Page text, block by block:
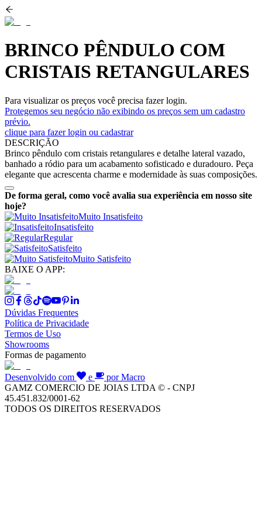
BRINCO PÊNDULO COM
CRISTAIS RETANGULARES
Para visualizar os preços você precisa fazer login.
Protegemos seu negócio não exibindo os preços sem um cadastro
prévio.
clique para fazer login ou cadastrar
DESCRIÇÃO
Brinco pêndulo com cristais retangulares e detalhe lateral vazado,
banhado a ródio para um acabamento sofisticado e duradouro. Peça
elegante que acrescenta charme e modernidade às suas composições.
De forma geral, como você avalia sua experiência em nosso site
hoje?
Muito Insatisfeito
Insatisfeito
Regular
Satisfeito
Muito Satisfeito
BAIXE O APP:
Dúvidas Frequentes
Política de Privacidade
Termos de Uso
Showrooms
Formas de pagamento
Desenvolvido com e
por Macro
GAMZ COMERCIO DE JOIAS LTDA © - CNPJ
45.451.832/0001-62
TODOS OS DIREITOS RESERVADOS